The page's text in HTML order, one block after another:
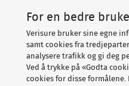
For en bedre
Verisure bruker sine egne
samt cookies fra
analysere trafikk og gi deg
Ved å trykke på «Godta
cookies for disse